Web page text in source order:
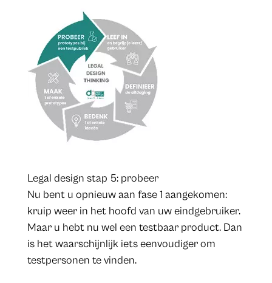
Legal design stap 5: probeer
Nu bent u opnieuw aan fase 1 aangekomen:
kruip weer in het hoofd van uw eindgebruiker.
Maar u hebt nu wel een testbaar product. Dan
is het waarschijnlijk iets eenvoudiger om
testpersonen te vinden.